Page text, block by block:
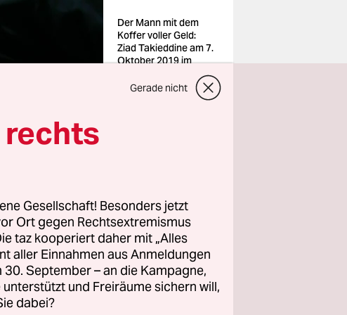
Der Mann mit dem
Koffer voller Geld:
Ziad Takieddine am 7.
Oktober 2019 im
Foto: Bertrand
ist im
des
Die soll
finanziert
zu
als
Gerade nicht
rechts
Gesellschaft! Besonders jetzt
Ort gegen Rechtsextremismus
taz kooperiert daher mit „Alles
aller Einnahmen aus Anmeldungen
30. September – an die Kampagne,
und Freiräume sichern will,
dabei?